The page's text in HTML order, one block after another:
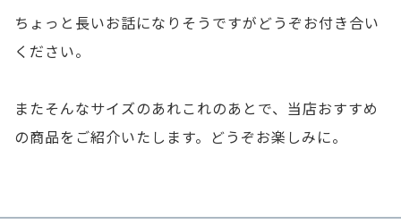
ちょっと長いお話になりそうですがどうぞお付き合い
ください。
またそんなサイズのあれこれのあとで、当店おすすめ
の商品をご紹介いたします。どうぞお楽しみに。